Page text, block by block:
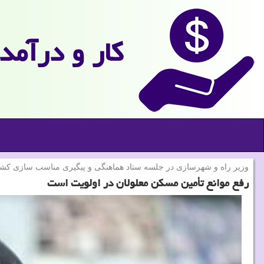
كار و
وزیر راه و شهرسازی در جلسه ستاد هماهنگی و پیگیری مناسب سازی
رفع موانع تأمین مسکن معلولان در اولویت است